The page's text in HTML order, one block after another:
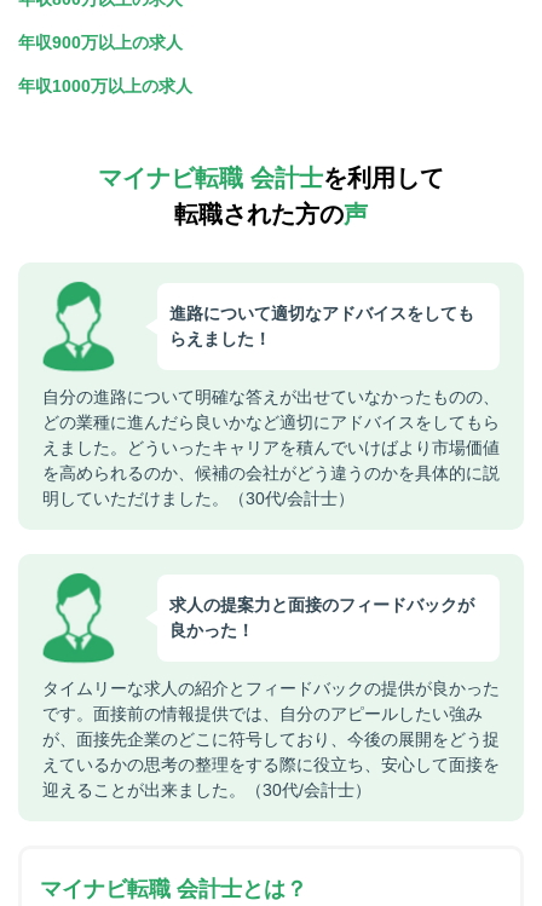
年収900万以上の求人
年収1000万以上の求人
マイナビ転職 会計士を利用して
転職された方の声
進路について適切なアドバイスをしても
らえました！
自分の進路について明確な答えが出せていなかったものの、
どの業種に進んだら良いかなど適切にアドバイスをしてもら
えました。どういったキャリアを積んでいけばより市場価値
を高められるのか、候補の会社がどう違うのかを具体的に説
明していただけました。（30代/会計士）
求人の提案力と面接のフィードバックが
良かった！
タイムリーな求人の紹介とフィードバックの提供が良かった
です。面接前の情報提供では、自分のアピールしたい強み
が、面接先企業のどこに符号しており、今後の展開をどう捉
えているかの思考の整理をする際に役立ち、安心して面接を
迎えることが出来ました。（30代/会計士）
マイナビ転職 会計士とは？